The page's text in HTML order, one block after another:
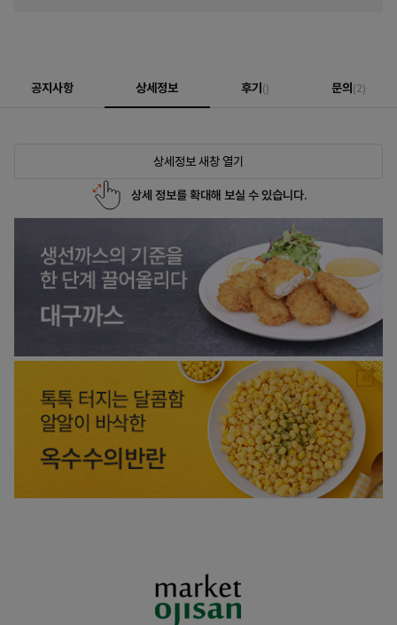
공지사항 상세정보 후기 () 문의 (2)
상세정보 새창 열기
상세 정보를 확대해 보실 수 있습니다.